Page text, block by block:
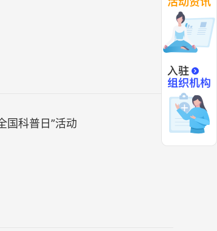
科普日”活动